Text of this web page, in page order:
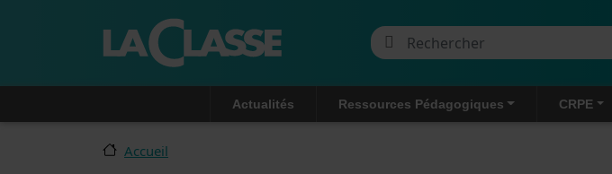
Rechercher
Navigation principale
Actualités Ressources Pédagogiques CRPE
Accueil